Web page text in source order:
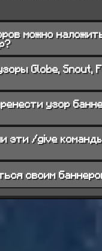
можно
Globe, Snout,
узор
эти /give
своим